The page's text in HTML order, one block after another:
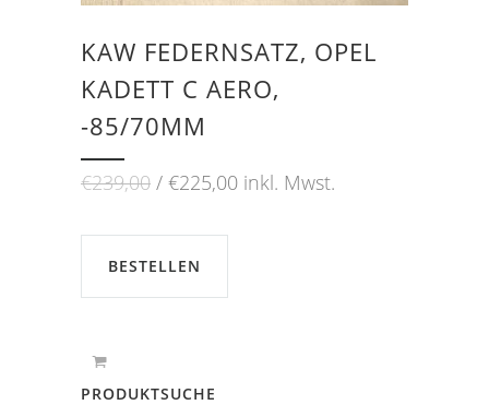
KAW FEDERNSATZ, OPEL
KADETT C AERO,
-85/70MM
€239,00Ursprünglicher
€239,00
€225,00Aktueller
inkl. Mwst.
BESTELLEN
PRODUKTSUCHE